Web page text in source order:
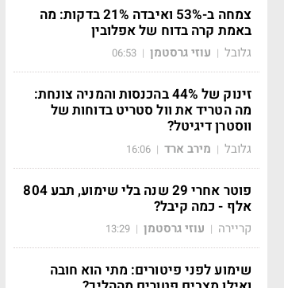
צמחה ב-53% ואיבדה 21% בדקות: מה
באמת קרה בדוח של אפלובין
גלובל | עוזי גרסטמן |
06:53
זינוק של 44% בהכנסות והמניה צונחת:
מה הטריד את וול סטריט בדוחות של
ווסטרן דיגיטל?
גלובל | מירב ארד |
16:06
פוטר אחרי 29 שנה בלי שימוע, תבע 804
אלף - כמה קיבל?
קריירה | עוזי גרסטמן |
13:29
שימוע לפני פיטורים: מתי הוא חובה